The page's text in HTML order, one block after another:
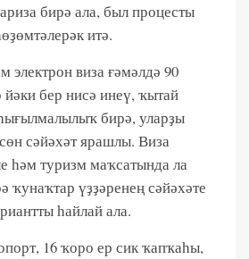
бирә ала, был процесты
итә.
электрон виза ғәмәлдә 90
йәки бер нисә инеү, ҡытай
бирә, уларҙы
сәйәхәт ярашлы. Виза
һәм туризм маҡсатында ла
ҡунаҡтар үҙҙәренең сәйәхәте
һайлай ала.
16 ҡоро ер сик ҡапҡаһы,